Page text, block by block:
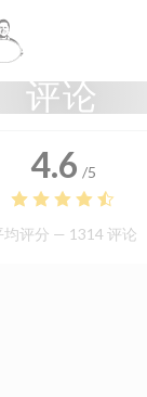
评论
4.6 /5
均评分 — 1314 评论